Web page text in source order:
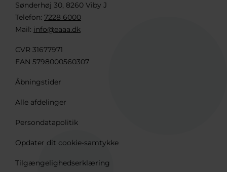
Sønderhøj 30, 8260 Viby J
Telefon: 7228 6000
Mail: info@eaaa.dk
CVR 31677971
EAN 5798000560307
Åbningstider
Alle afdelinger
Persondatapolitik
Opdater dit cookie-samtykke
Tilgængelighedserklæring